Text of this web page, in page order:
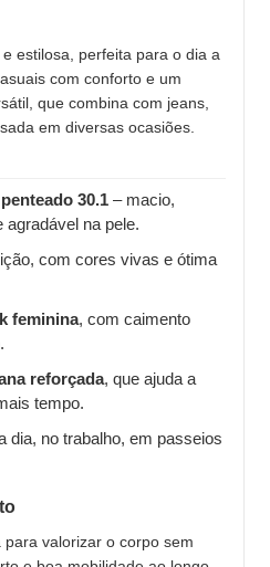
estilosa, perfeita para o dia a
com conforto e um
que combina com jeans,
em diversas ocasiões.
30.1 – macio,
agradável na pele.
com cores vivas e ótima
feminina, com caimento
reforçada, que ajuda a
tempo.
dia, no trabalho, em passeios
valorizar o corpo sem